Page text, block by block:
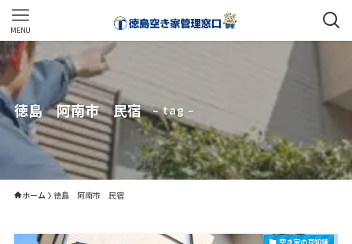
MENU
徳島 阿南市 民宿 – tag –
ホーム 徳島 阿南市 民宿
空き家の豆知識